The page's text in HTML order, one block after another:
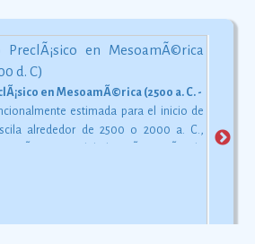
en MesoamÃ©rica (2500 a. C. - 200 d. C)
estimada para el inicio de
alrededor de 2500 o 2000 a. C.,